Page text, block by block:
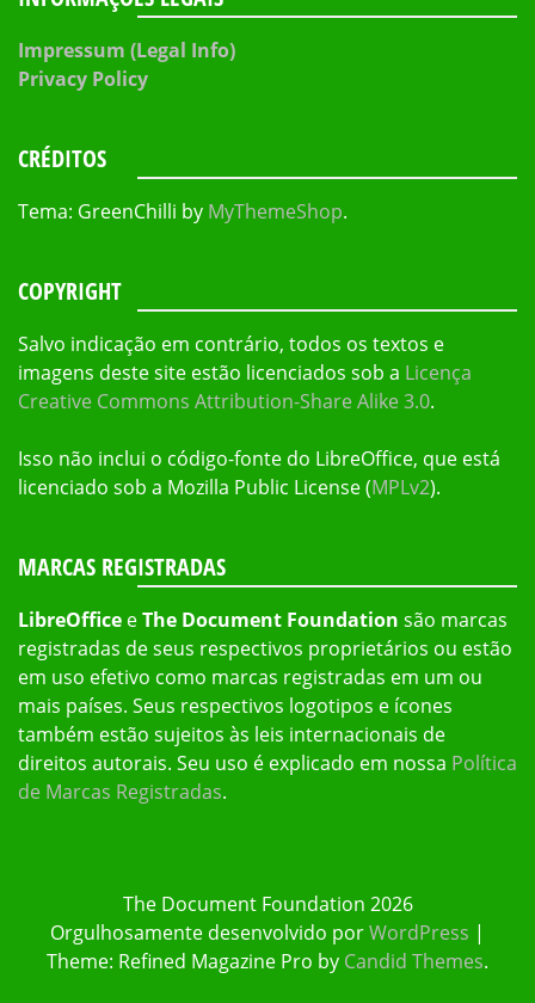
Impressum (Legal Info)
Privacy Policy
CRÉDITOS
Tema: GreenChilli by MyThemeShop.
COPYRIGHT
Salvo indicação em contrário, todos os textos e
imagens deste site estão licenciados sob a Licença
Creative Commons Attribution-Share Alike 3.0.
Isso não inclui o código-fonte do LibreOffice, que está
licenciado sob a Mozilla Public License (MPLv2).
MARCAS REGISTRADAS
LibreOffice eThe Document Foundation são marcas
registradas de seus respectivos proprietários ou estão
em uso efetivo como marcas registradas em um ou
mais países. Seus respectivos logotipos e ícones
também estão sujeitos às leis internacionais de
direitos autorais. Seu uso é explicado em nossa Política
de Marcas Registradas.
The Document Foundation 2026
Orgulhosamente desenvolvido porWordPress |
Theme: Refined Magazine Pro by Candid Themes.